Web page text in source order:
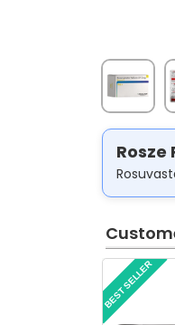
Rosze
BEST SELLER